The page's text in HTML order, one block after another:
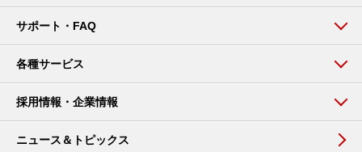
サポート・FAQ
各種サービス
採用情報・企業情報
ニュース＆トピックス